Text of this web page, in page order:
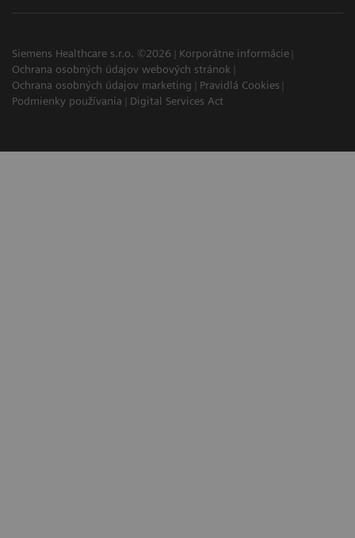
Siemens Healthcare s.r.o. ©2026
Korporátne informácie
Ochrana osobných údajov webových stránok
Ochrana osobných údajov marketing
Pravidlá Cookies
Podmienky používania
Digital Services Act